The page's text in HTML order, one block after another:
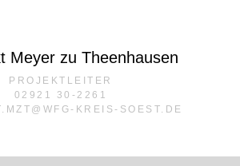
Meyer zu Theenhausen
PROJEKTLEITER
02921 30-2261
KREIS-SOEST.DE